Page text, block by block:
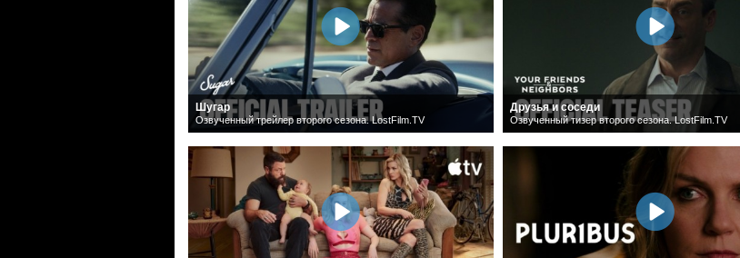
Шугар
Озвученный трейлер второго сезона. LostFilm.TV
Друзья и соседи
Озвученный тизер второго сезона. LostFilm.TV